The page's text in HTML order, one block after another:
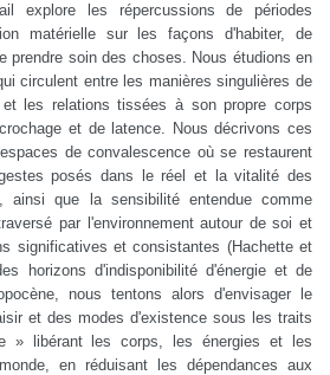
explore les répercussions de périodes
matérielle sur les façons d'habiter, de
prendre soin des choses. Nous étudions en
circulent entre les manières singulières de
les relations tissées à son propre corps
et de latence. Nous décrivons ces
de convalescence où se restaurent
posés dans le réel et la vitalité des
ainsi que la sensibilité entendue comme
par l'environnement autour de soi et
significatives et consistantes (Hachette et
horizons d'indisponibilité d'énergie et de
nous tentons alors d'envisager le
et des modes d'existence sous les traits
» libérant les corps, les énergies et les
en réduisant les dépendances aux